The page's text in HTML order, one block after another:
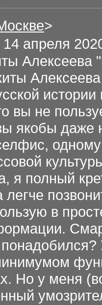
>
апреля
вы не
якобы
я полный
в
Но у меня